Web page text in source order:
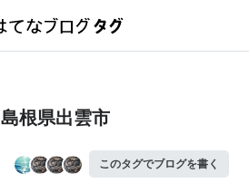
島根県出雲市
このタグでブログを書く